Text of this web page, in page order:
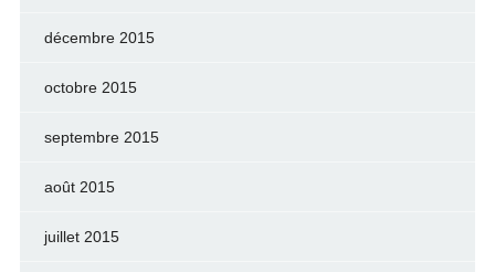
décembre 2015
octobre 2015
septembre 2015
août 2015
juillet 2015